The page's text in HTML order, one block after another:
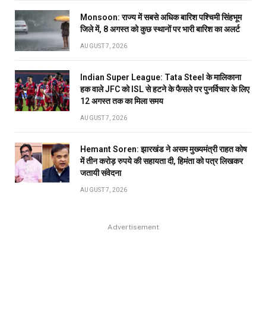
Monsoon: राज्य में सबसे अधिक बारिश पश्चिमी सिंहभूम
जिले में, 8 अगस्त को कुछ स्थानों पर भारी बारिश का अलर्ट
AUGUST 7, 2026
Indian Super League: Tata Steel के मालिकाना
हक वाले JFC को ISL से हटने के फैसले पर पुनर्विचार के लिए
12 अगस्त तक का मिला समय
AUGUST 7, 2026
Hemant Soren: झारखंड ने असम मुख्यमंत्री राहत कोष
में तीन करोड़ रुपये की सहायता दी, हिमंता को पत्र लिखकर
जतायी संवेदना
AUGUST 7, 2026
Advertisement